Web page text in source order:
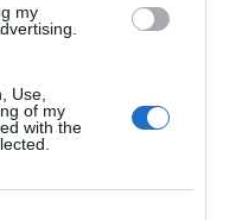
my
Use,
of my
with the
tudi v občinah
v Zgornji Rečici
preusmeriti tok
stanovanjske hiše